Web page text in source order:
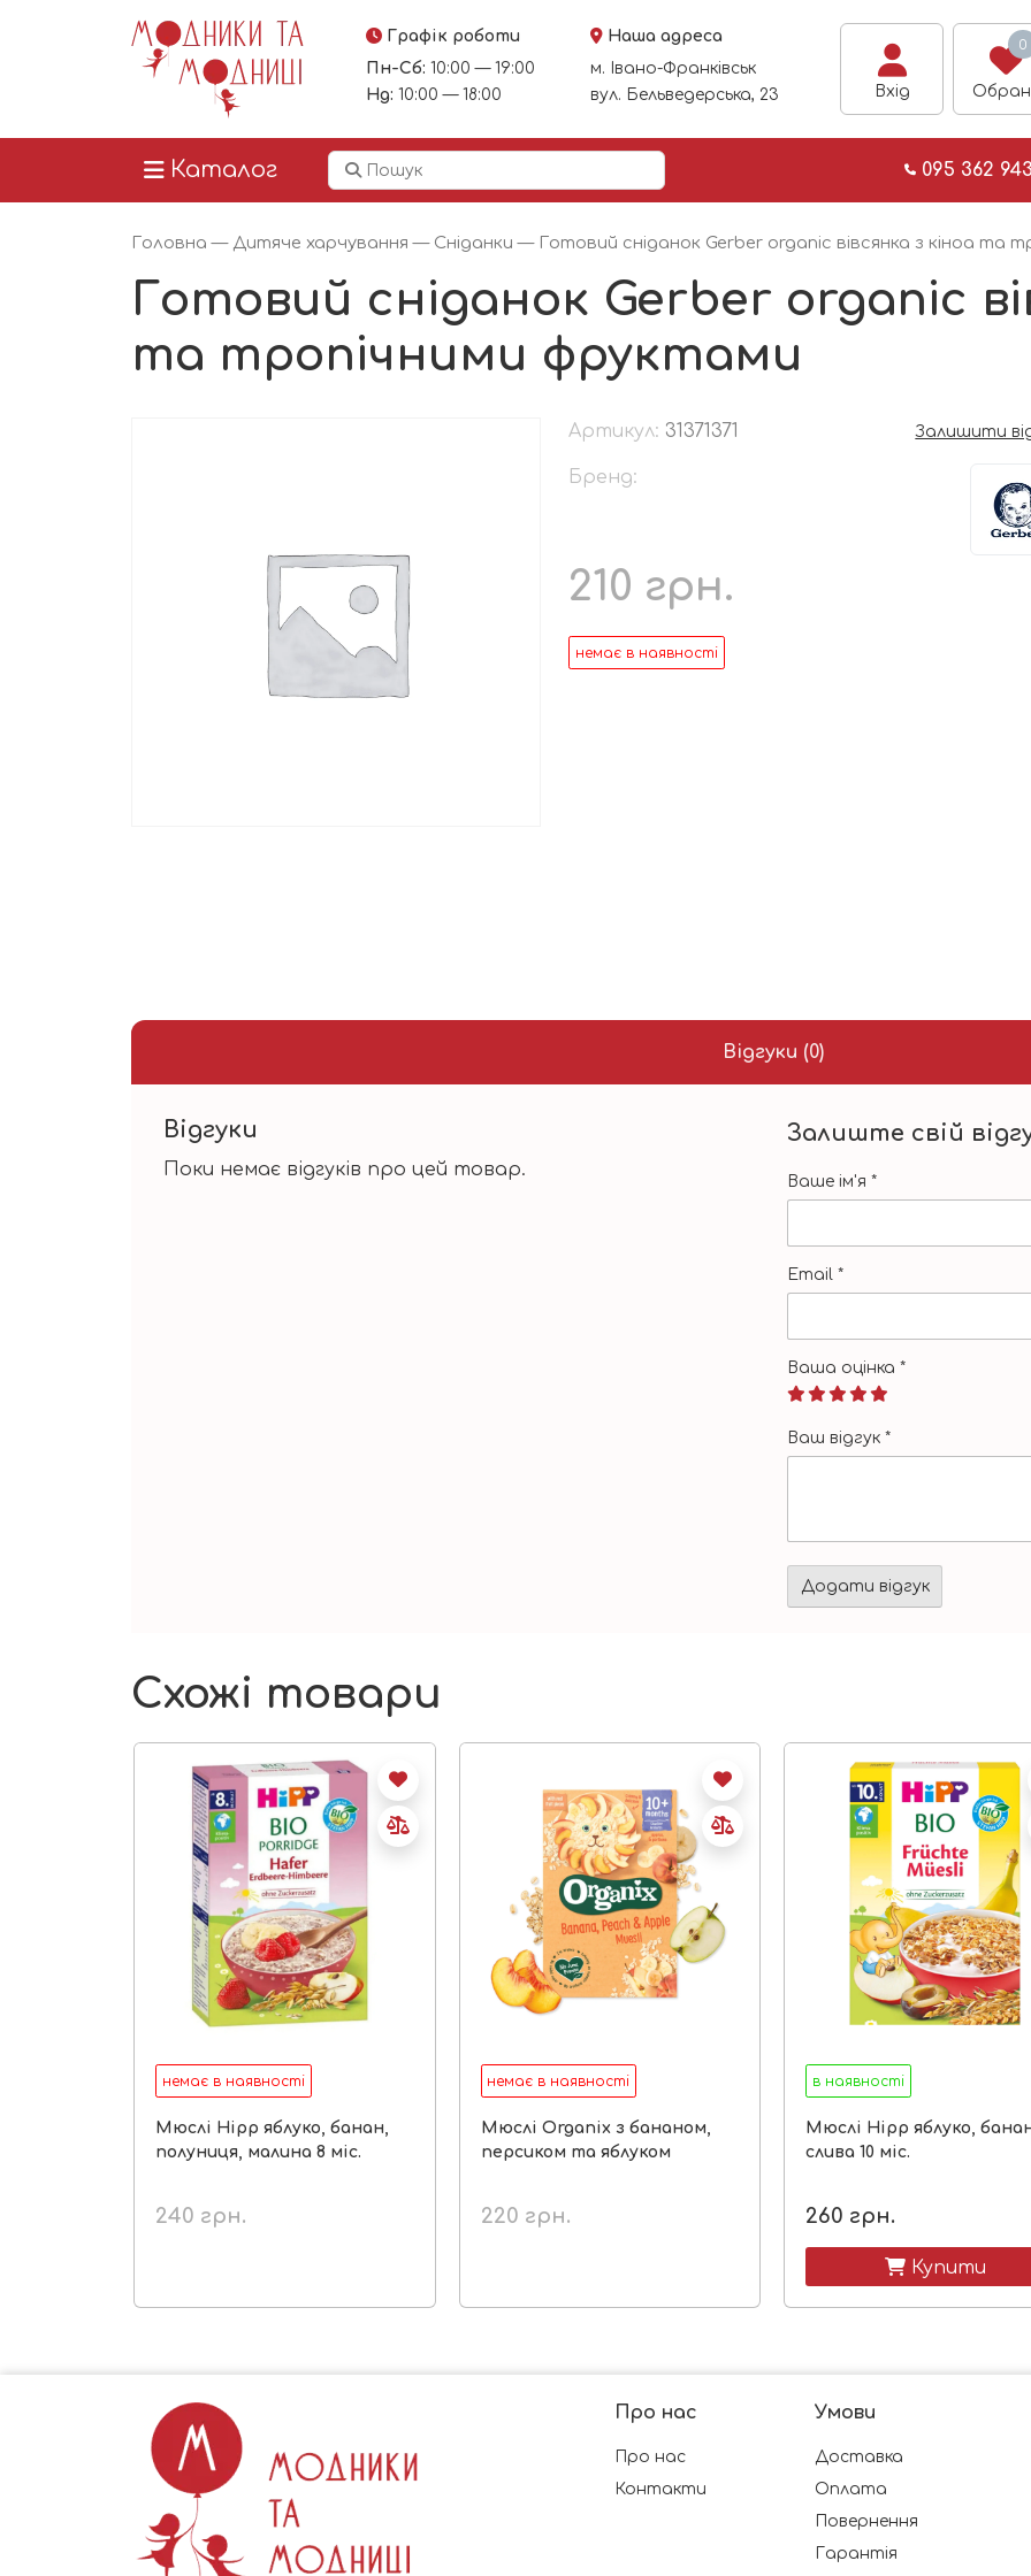
Графік роботи
Пн-Сб: 10:00 — 19:00
Нд: 10:00 — 18:00
Наша адреса
м. Івано-Франківськ
вул. Бельведерська, 23
Вхід
0
Каталог 095 362
Головна — Дитяче харчування — Сніданки — Готовий сніданок Gerber organic вівсянка з кіноа та
Готовий сніданок Gerber organic
та тропічними фруктами
Артикул: 31371371 Залишити
Бренд:
210 грн.
немає в наявності
Відгуки (0)
Відгуки
Поки немає відгуків про цей товар.
Залиште свій
Ваше ім'я *
Email *
Ваша оцінка *
Ваш відгук *
Схожі товари
немає в наявності
Мюслі Hipp яблуко, банан,
полуниця, малина 8 міс.
240 грн.
немає в наявності
Мюслі Organix з бананом,
персиком та яблуком
220 грн.
в наявності
Мюслі Hipp яблуко,
слива 10 міс.
260 грн.
 Купити
Про нас
Про нас
Контакти
Умови
Доставка
Оплата
Повернення
Гарантія